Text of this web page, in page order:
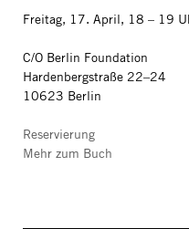
Freitag, 17. April, 18 – 19
C/O Berlin Foundation
Hardenbergstraße 22–24
10623 Berlin
Reservierung
Mehr zum Buch